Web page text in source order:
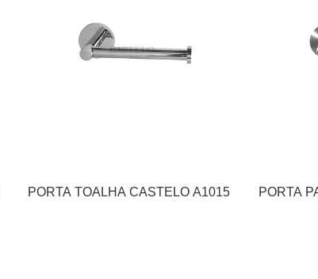
PORTA TOALHA CASTELO A1015 PORTA